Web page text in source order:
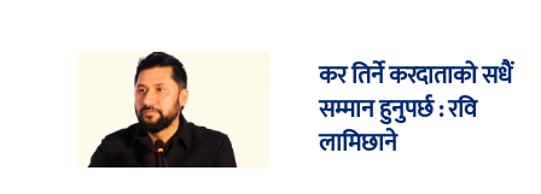
कर तिर्ने करदाताको सधैं
सम्मान हुनुपर्छ : रवि
लामिछाने